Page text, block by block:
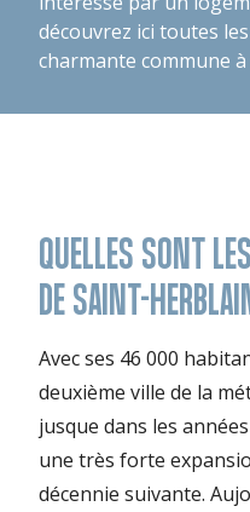
découvrez ici toutes
charmante commune
QUELLES SONT
DE SAINT-
Avec ses 46 000
deuxième ville de la
jusque dans les
une très forte
décennie suivante.